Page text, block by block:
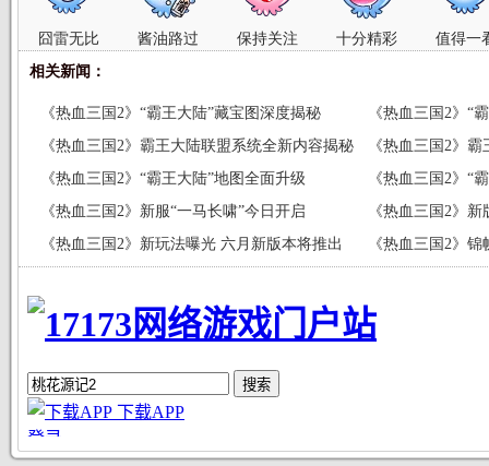
囧雷无比 酱油路过 保持关注 十分精彩 值得一
相关新闻：
《热血三国2》“霸王大陆”藏宝图深度揭秘
《热血三国2》“
《热血三国2》霸王大陆联盟系统全新内容揭秘
《热血三国2》
《热血三国2》“霸王大陆”地图全面升级
《热血三国2》“
《热血三国2》新服“一马长啸”今日开启
《热血三国2》
归
《热血三国2》新玩法曝光 六月新版本将推出 《热血三国2》